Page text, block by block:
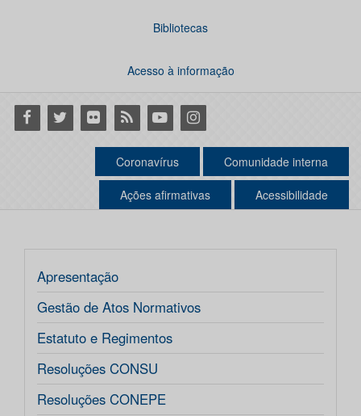
Bibliotecas
Acesso à informação
Facebook
Twitter Flickr RSS YoutubeInstagram
Coronavírus Comunidade interna
Ações afirmativas Acessibilidade
Apresentação
Gestão de Atos Normativos
Estatuto e Regimentos
Resoluções CONSU
Resoluções CONEPE